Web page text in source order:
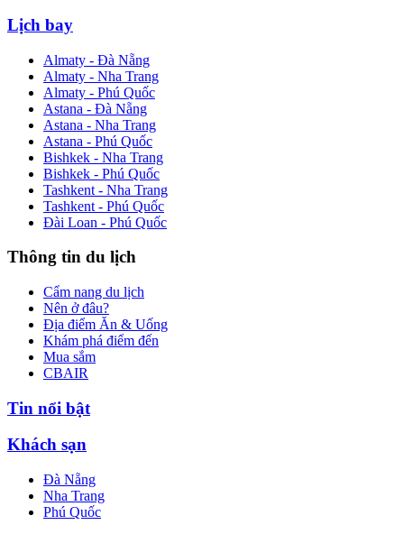
Lịch bay
Almaty - Đà Nẵng
Almaty - Nha Trang
Almaty - Phú Quốc
Astana - Đà Nẵng
Astana - Nha Trang
Astana - Phú Quốc
Bishkek - Nha Trang
Bishkek - Phú Quốc
Tashkent - Nha Trang
Tashkent - Phú Quốc
Đài Loan - Phú Quốc
Thông tin du lịch
Cẩm nang du lịch
Nên ở đâu?
Địa điểm Ăn & Uống
Khám phá điểm đến
Mua sắm
CBAIR
Tin nổi bật
Khách sạn
Đà Nẵng
Nha Trang
Phú Quốc